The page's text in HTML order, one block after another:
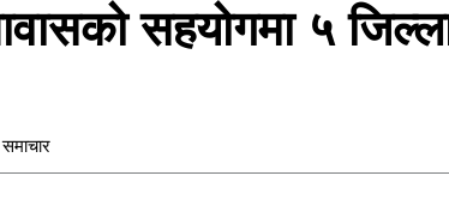
सहयोगमा ५